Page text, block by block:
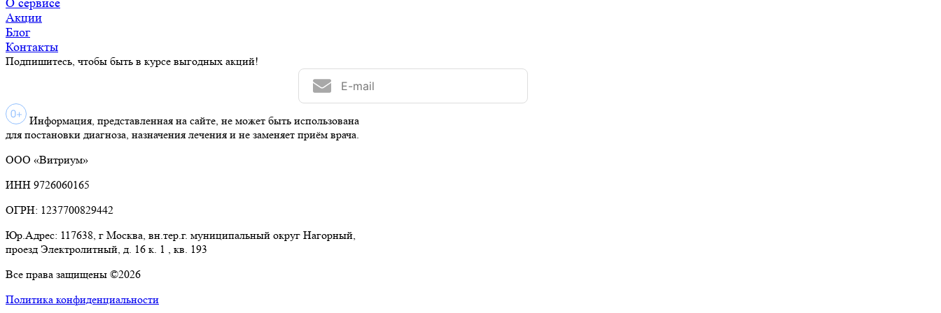
О сервисе
Акции
Блог
Контакты
Подпишитесь, чтобы быть в курсе выгодных акций!
Информация, представленная на сайте, не может быть использована
для постановки диагноза, назначения лечения и не заменяет приём врача.
ООО «Витриум»
ИНН 9726060165
ОГРН: 1237700829442
Юр.Адрес: 117638, г Москва, вн.тер.г. муниципальный округ Нагорный,
проезд Электролитный, д. 16 к. 1 , кв. 193
Все права защищены ©2026
Политика конфиденциальности